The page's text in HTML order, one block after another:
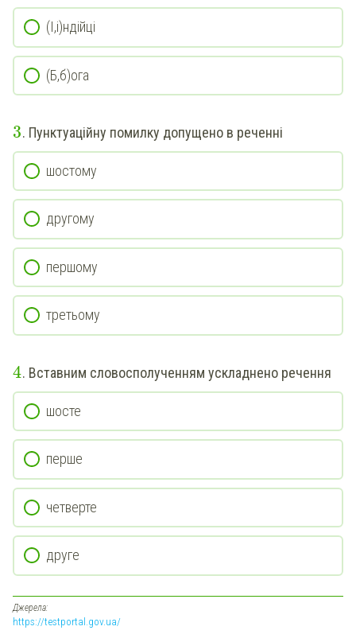
(І,і)ндійці
(Б,б)ога
3. Пунктуаційну помилку допущено в реченні
шостому
другому
першому
третьому
4. Вставним словосполученням ускладнено речення
шосте
перше
четверте
друге
Джерела:
https://testportal.gov.ua/